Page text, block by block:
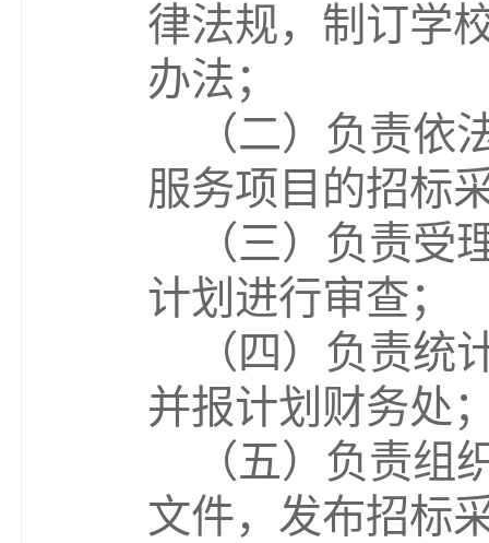
律法规，制订学
办法；
（二）负责
服务项目的招标
（三）负责
计划进行审查；
（四）负责
并报计划财务处
（五）负责组
文件，发布招标